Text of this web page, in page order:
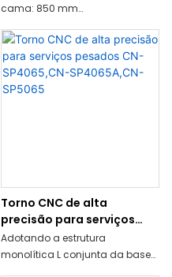
cama: 850 mm
peça de trabalho:2945mm
3. Furo do fuso: 103 mm
Torno CNC de alta
precisão para serviços
pesados ​​CN-SP4065,CN-
SP4065A,CN-SP5065
Adotando a estrutura
monolítica L conjunta da base